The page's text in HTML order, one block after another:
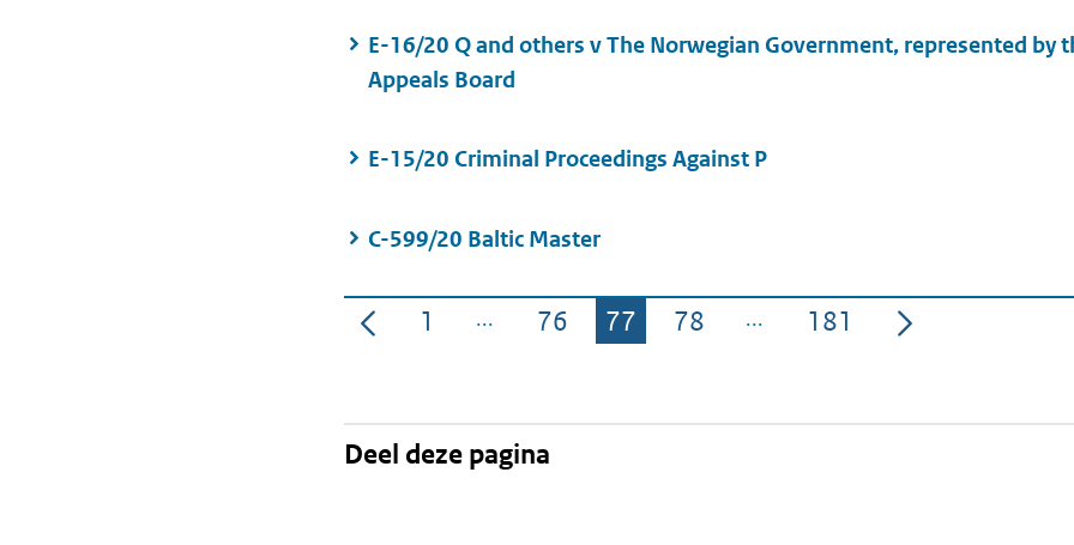
E-16/20 Q and others v The Norwegian Government, represented by
Appeals Board
E-15/20 Criminal Proceedings Against P
C-599/20 Baltic Master
Pagina
1 Pagina
76 Pagina
77 Pagina
78 Pagina
181
Deel deze pagina